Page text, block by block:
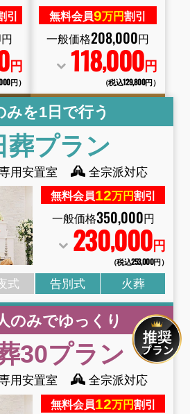
引
円
円
円）
無料会員9万円割引
一般価格208,000円
118,000円
（税込129,800円）
みを1日で行う
葬プラン
用安置室 全宗派対応
無料会員12万円割引
一般価格350,000円
230,000円
（税込253,000円）
式 告別式 火葬
のみでゆっくり
30プラン
用安置室 全宗派対応
無料会員12万円割引